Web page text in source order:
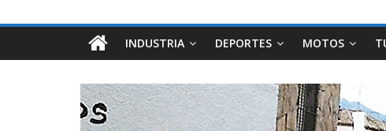
INDUSTRIA DEPORTES MOTOS